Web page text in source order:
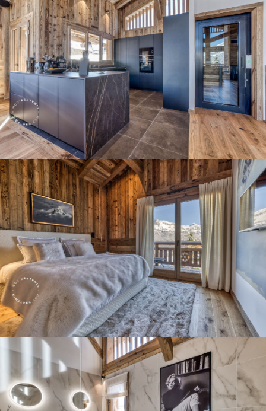
Panorama 2026
Etude annuelle de l'immobilier de montagne par Cimalpes
En savoir plus
Où trouver les plus beaux spots de ski hors-piste dans les Alpes
françaises ?
Vous attendez les chutes de neige comme d'autres guettent le lever
du soleil ? Vous snobez les pistes damées pour leur préférer les
grands espaces vierges de traces ? Vous faites sans doute partie de
ces adeptes du ski hors-piste. Découvrez notre sélection de secteurs
mythiques où la poudreuse se mérite - et se savoure.